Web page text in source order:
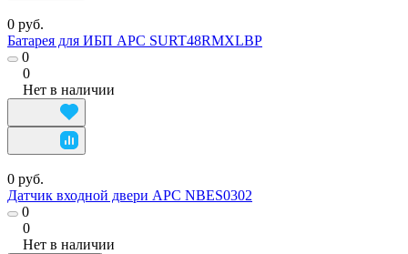
0 руб.
Батарея для ИБП APC SURT48RMXLBP
0
0
Нет в наличии
0 руб.
Датчик входной двери APC NBES0302
0
0
Нет в наличии